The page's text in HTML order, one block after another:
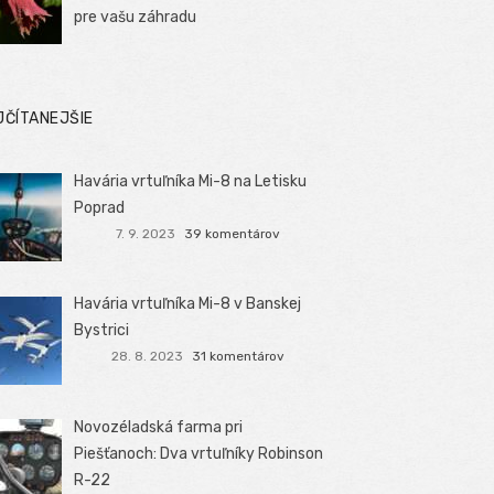
pre vašu záhradu
Havária vrtuľníka Mi-8 na Letisku
Poprad
7. 9. 2023 39 komentárov
Havária vrtuľníka Mi-8 v Banskej
Bystrici
28. 8. 2023 31 komentárov
Novozéladská farma pri
Piešťanoch: Dva vrtuľníky Robinson
R-22